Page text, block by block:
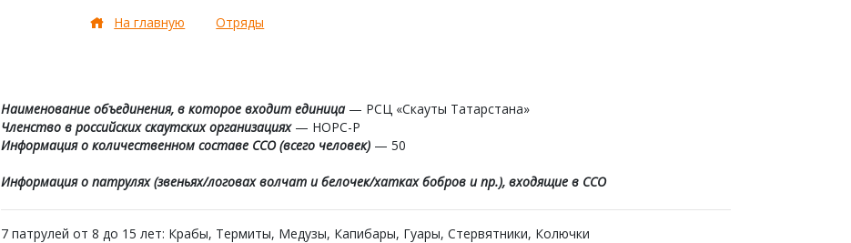
На главную Отряды
Наименование объединения, в которое входит единица— РСЦ «Скауты Татарстана»
Членство в российских скаутских организациях— НОРС-Р
Информация о количественном составе ССО (всего человек) — 50
Информация о патрулях (звеньях/логовах волчат и белочек/хатках бобров и пр.), входящие в ССО
7 патрулей от 8 до 15 лет: Крабы, Термиты, Медузы, Капибары, Гуары, Стервятники, Колючки